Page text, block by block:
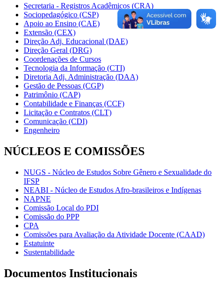
Secretaria - Registros Acadêmicos (CRA)
Sociopedagógico (CSP)
Apoio ao Ensino (CAE)
Extensão (CEX)
Direção Adj. Educacional (DAE)
Direção Geral (DRG)
Coordenações de Cursos
Tecnologia da Informação (CTI)
Diretoria Adj. Administração (DAA)
Gestão de Pessoas (CGP)
Patrimônio (CAP)
Contabilidade e Finanças (CCF)
Licitação e Contratos (CLT)
Comunicação (CDI)
Engenheiro
NÚCLEOS E COMISSÕES
NUGS - Núcleo de Estudos Sobre Gênero e Sexualidade do
IFSP
NEABI - Núcleo de Estudos Afro-brasileiros e Indígenas
NAPNE
Comissão Local do PDI
Comissão do PPP
CPA
Comissões para Avaliação da Atividade Docente (CAAD)
Estatuinte
Sustentabilidade
Documentos Institucionais